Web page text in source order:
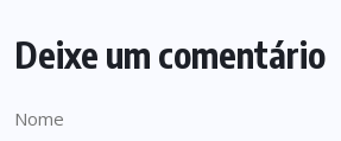
Deixe um comentário